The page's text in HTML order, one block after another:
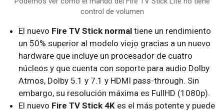
control de volumen
El nuevo Fire TV Stick normal tiene un rendimiento
un 50% superior al modelo viejo gracias a un nuevo
hardware que incluye un procesador de cuatro
núcleos y que cuenta con soporte para audio Dolby
Atmos, Dolby 5.1 y 7.1 y HDMI pass-through. Sin
embargo, su resolución máxima es FullHD (1080p).
El nuevo Fire TV Stick 4K es el más potente y puede